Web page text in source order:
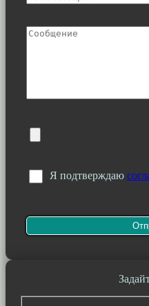
Я подтверждаю